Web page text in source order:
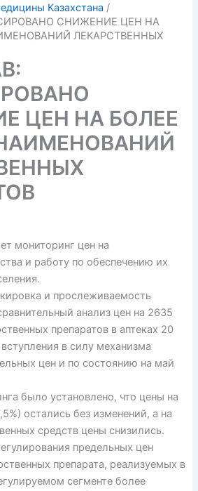
Казахстана
СНИЖЕНИЕ ЦЕН НА
ЛЕКАРСТВЕННЫХ
ЦЕН НА БОЛЕЕ
мониторинг цен на
и работу по обеспечению их
и прослеживаемость
анализ цен на 2635
препаратов в аптеках 20
в силу механизма
цен и по состоянию на май
было установлено, что цены на
остались без изменений, а на
средств цены снизились.
предельных цен
препарата, реализуемых в
сегменте более